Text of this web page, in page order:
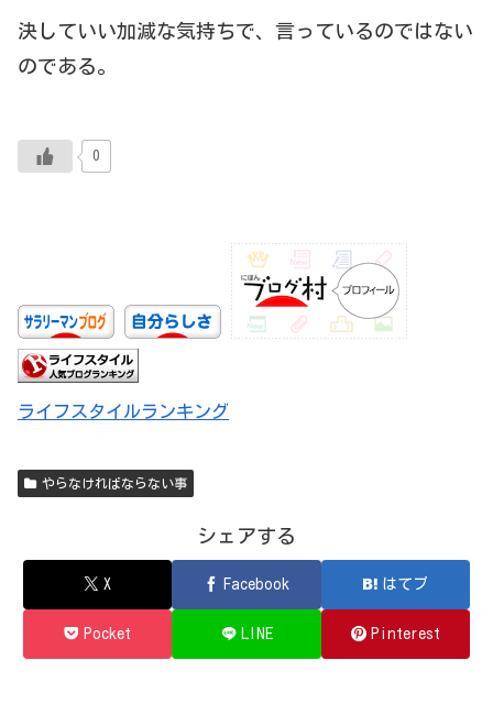
決していい加減な気持ちで、言っているのではない
のである。
0
ライフスタイルランキング
やらなければならない事
シェアする
X Facebook はてブ
Pocket LINE Pinterest